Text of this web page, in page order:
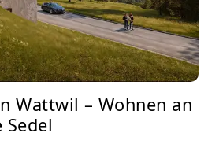
Wattwil – Wohnen an